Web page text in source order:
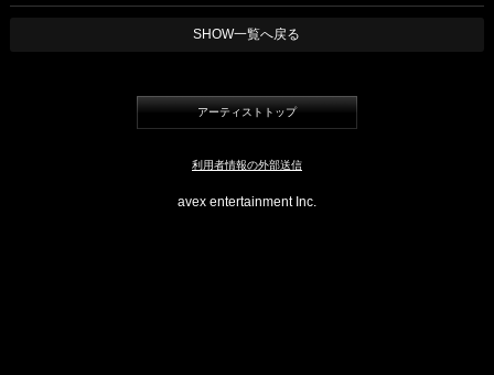
SHOW一覧へ戻る
アーティストトップ
利用者情報の外部送信
avex entertainment Inc.
PROFILE